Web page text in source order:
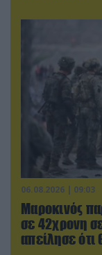
06.08.2026 | 09:03
Μαροκινός
σε 42χρονη
απείλησε ότι